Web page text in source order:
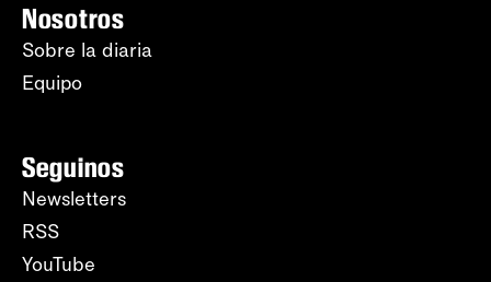
Nosotros
Sobre la diaria
Equipo
Seguinos
Newsletters
RSS
YouTube